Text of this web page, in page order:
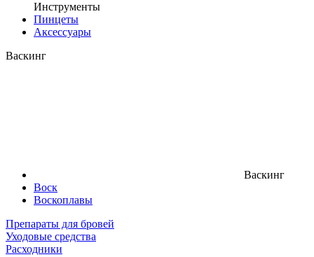
Инструменты
Пинцеты
Аксессуары
Васкинг
Васкинг
Воск
Воскоплавы
Препараты для бровей
Уходовые средства
Расходники